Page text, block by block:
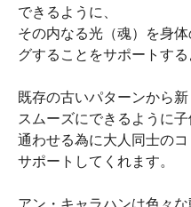
できるように、
その内なる光（魂）を身
グすることをサポートする
既存の古いパターンから
スムーズにできるように
通わせる為に大人同士の
サポートしてくれます。